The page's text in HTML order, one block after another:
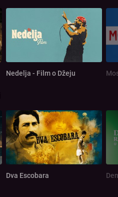
Nedelja - Film o Džeju
Dva Escobara